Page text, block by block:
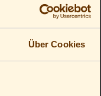
Über Cookies